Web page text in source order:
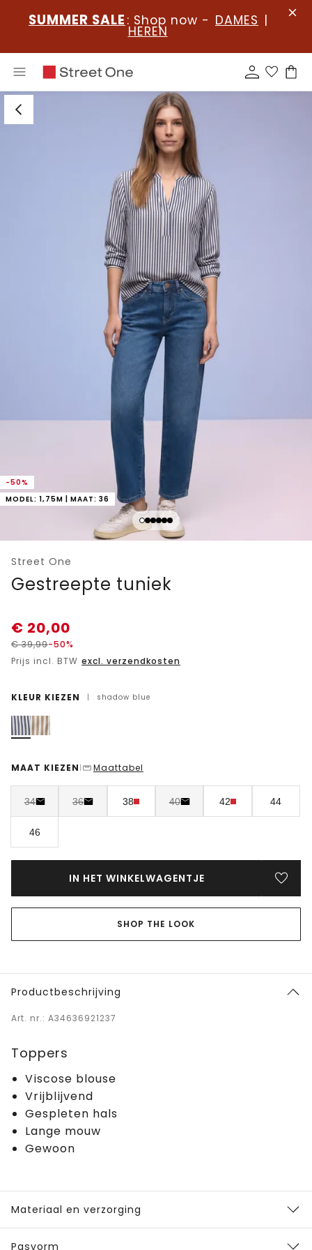
SUMMER SALE : Shop now - DAMES |
HEREN
-50%
MODEL: 1,75M | MAAT: 36
Street One
Gestreepte tuniek
€ 20,00
€39,99-50%
Prijs incl. BTW excl. verzendkosten
KLEUR KIEZEN | shadow blue
MAAT KIEZEN | Maattabel
34 36 38 40 42 44
46
IN HET WINKELWAGENTJE
SHOP THE LOOK
Productbeschrijving
Art. nr.: A34636921237
Toppers
Viscose blouse
Vrijblijvend
Gespleten hals
Lange mouw
Gewoon
Materiaal en verzorging
Pasvorm